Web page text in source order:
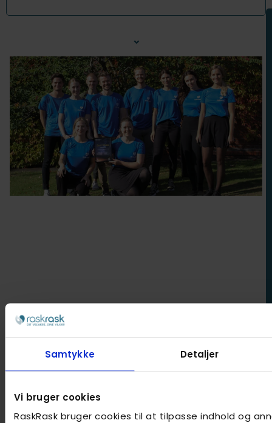
Samtykke Detaljer
Vi bruger cookies
RaskRask bruger cookies til at tilpasse indhold og
⌄
Nakkesmerter
Bensmerter
Stress